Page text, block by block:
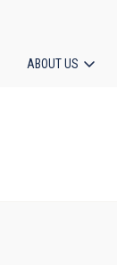
ABOUT US